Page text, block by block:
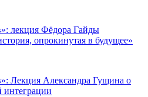
лекция Фёдора Гайды
опрокинутая в будущее»
Лекция Александра Гущина о
интеграции